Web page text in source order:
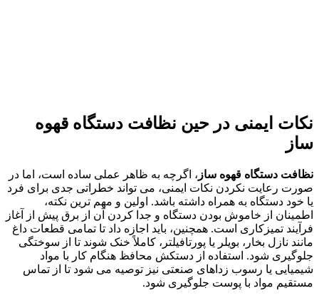
نکات ایمنی در حین نظافت دستگاه قهوه
ساز
نظافت دستگاه قهوه ساز ، اگرچه به ظاهر عملی ساده است، اما در
صورت رعایت نکردن نکات ایمنی، می تواند خطراتی جدی برای فرد
یا خود دستگاه به همراه داشته باشد. اولین و مهم ترین نکته،
اطمینان از خاموش بودن دستگاه و جدا کردن آن از برق پیش از آغاز
فرآیند تمیزکاری است. همچنین، باید اجازه داد تا تمامی قطعات داغ
مانند نازل بخار، بویلر یا پورتافیلتر، کاملاً خنک شوند تا از سوختگی
جلوگیری شود. استفاده از دستکش محافظ هنگام کار با مواد
شیمیایی یا رسوب زداهای صنعتی نیز توصیه می شود تا از تماس
مستقیم مواد با پوست جلوگیری شود.